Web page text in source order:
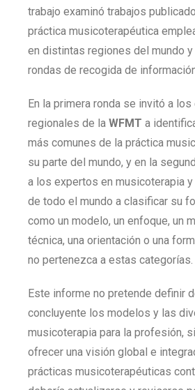
trabajo examinó trabajos
práctica musicoterapéutica
en distintas regiones del mundo
rondas de recogida de
En la primera ronda se invitó a los
regionales de la WFMT a
más comunes de la práctica
su parte del mundo, y en la
a los expertos en musicoterapia
de todo el mundo a clasificar su
como un modelo, un enfoque, un
técnica, una orientación o una
no pertenezca a estas categorías.
Este informe no pretende definir
concluyente los modelos y las
musicoterapia para la profesión,
ofrecer una visión global e
prácticas musicoterapéuticas